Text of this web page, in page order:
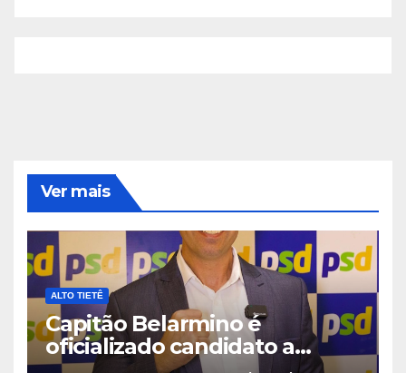
Ver mais
ALTO TIETÊ
Capitão Belarmino é
oficializado candidato a